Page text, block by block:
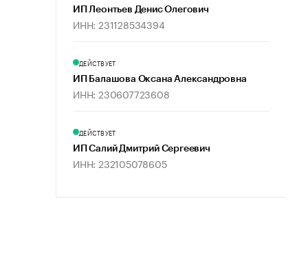
ИП Леонтьев Денис Олегович
ИНН: 231128534394
ДЕЙСТВУЕТ
ИП Балашова Оксана Александровна
ИНН: 230607723608
ДЕЙСТВУЕТ
ИП Салий Дмитрий Сергеевич
ИНН: 232105078605